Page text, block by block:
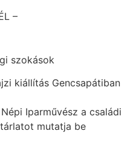
–
szokások
kiállítás Gencsapátiban
Iparművész a családi
mutatja be